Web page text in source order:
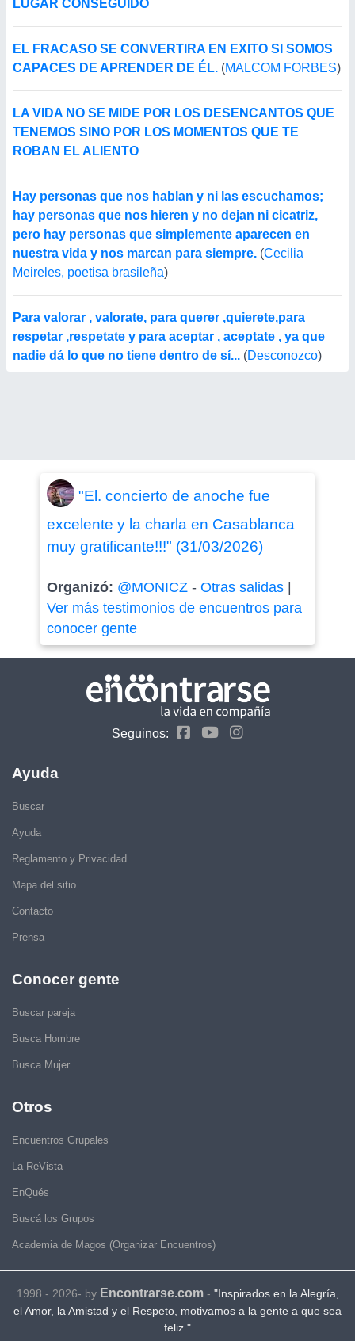
LUGAR CONSEGUIDO
EL FRACASO SE CONVERTIRA EN EXITO SI SOMOS
CAPACES DE APRENDER DE ÉL. (MALCOM FORBES)
LA VIDA NO SE MIDE POR LOS DESENCANTOS QUE
TENEMOS SINO POR LOS MOMENTOS QUE TE
ROBAN EL ALIENTO
Hay personas que nos hablan y ni las escuchamos;
hay personas que nos hieren y no dejan ni cicatriz,
pero hay personas que simplemente aparecen en
nuestra vida y nos marcan para siempre. (Cecilia
Meireles, poetisa brasileña)
Para valorar , valorate, para querer ,quierete,para
respetar ,respetate y para aceptar , aceptate , ya que
nadie dá lo que no tiene dentro de sí... (Desconozco)
"El. concierto de anoche fue
excelente y la charla en Casablanca
muy gratificante!!!" (31/03/2026)
Organizó: @MONICZ- Otras salidas|
Ver más testimonios de encuentros para
conocer gente
Seguinos:
Ayuda
Buscar
Ayuda
Reglamento y Privacidad
Mapa del sitio
Contacto
Prensa
Conocer gente
Buscar pareja
Busca Hombre
Busca Mujer
Otros
Encuentros Grupales
La ReVista
EnQués
Buscá los Grupos
Academia de Magos (Organizar Encuentros)
1998 - 2026- by Encontrarse.com- "Inspirados en la Alegría,
el Amor, la Amistad y el Respeto, motivamos a la gente a que sea
feliz."